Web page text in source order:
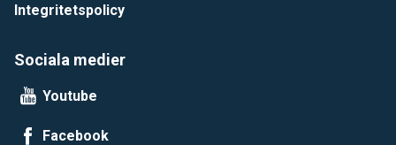
Integritetspolicy
Sociala medier
Youtube
Facebook